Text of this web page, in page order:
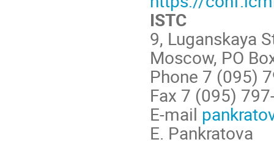
ISTC
9, Luganskaya
Moscow, PO
Phone 7 (095)
Fax 7 (095)
E-mail
E. Pankratova